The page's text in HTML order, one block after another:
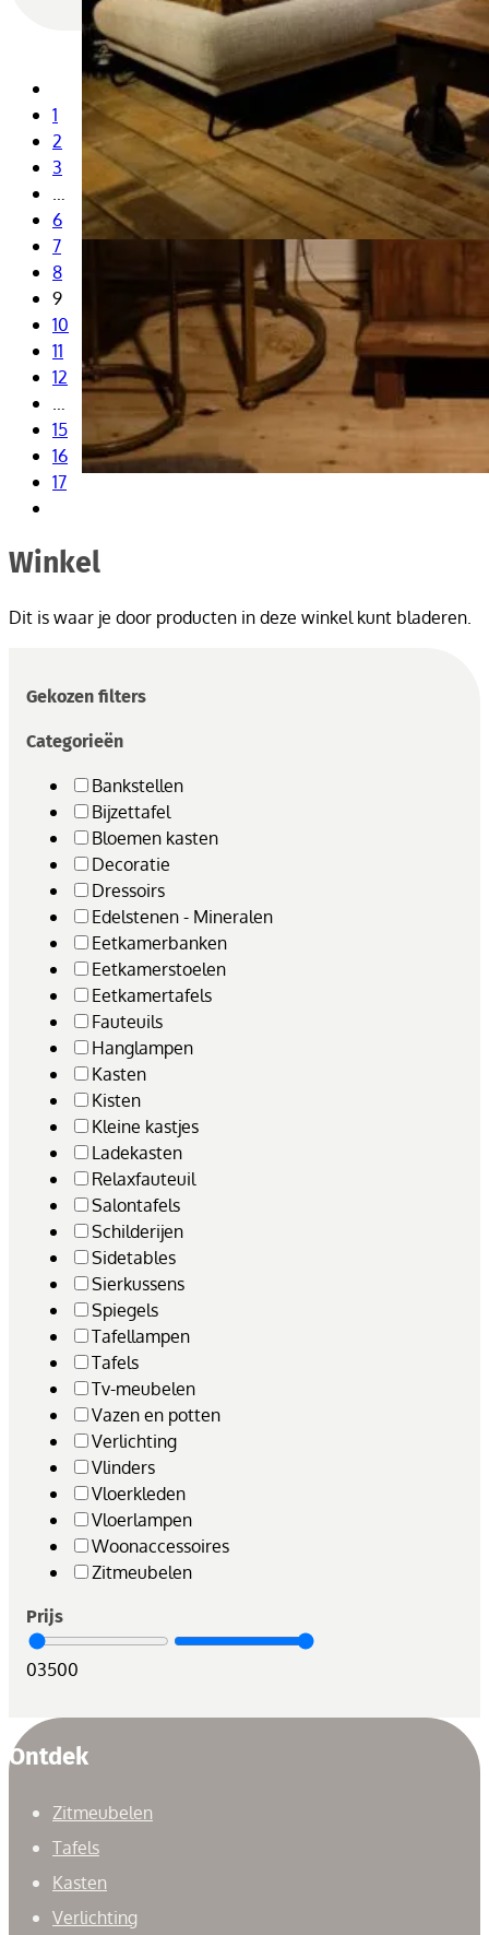
1
2
3
6
7
8
9
10
11
12
15
16
17
Winkel
Dit is waar je door producten in deze winkel kunt bladeren.
Gekozen filters
Categorieën
Bankstellen
Bijzettafel
Bloemen kasten
Decoratie
Dressoirs
Edelstenen - Mineralen
Eetkamerbanken
Eetkamerstoelen
Eetkamertafels
Fauteuils
Hanglampen
Kasten
Kisten
Kleine kastjes
Ladekasten
Relaxfauteuil
Salontafels
Schilderijen
Sidetables
Sierkussens
Spiegels
Tafellampen
Tafels
Tv-meubelen
Vazen en potten
Verlichting
Vlinders
Vloerkleden
Vloerlampen
Woonaccessoires
Zitmeubelen
Prijs
03500
Ontdek
Zitmeubelen
Tafels
Kasten
Verlichting